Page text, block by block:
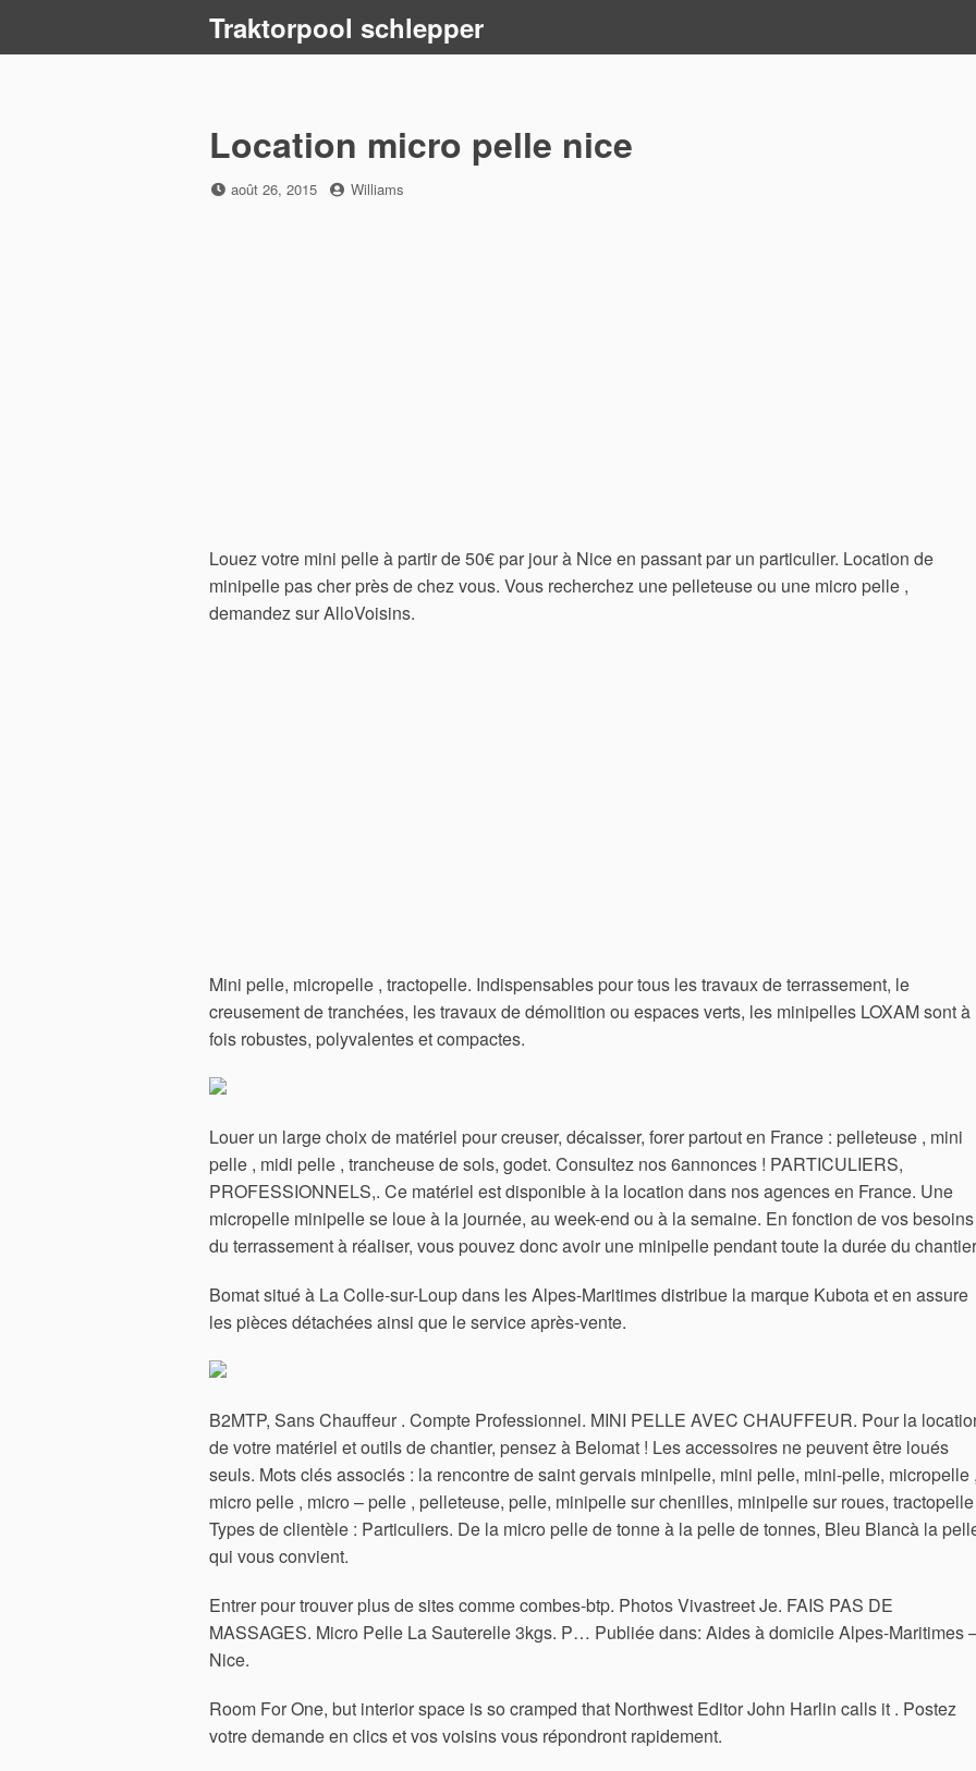
Traktorpool schlepper
Location micro pelle nice
Posted
août 26, 2015 by
Williams
Louez votre mini pelle à partir de 50€ par jour à Nice en passant par un particulier. Location de
minipelle pas cher près de chez vous. Vous recherchez une pelleteuse ou une micro pelle ,
demandez sur AlloVoisins.
Mini pelle, micropelle , tractopelle. Indispensables pour tous les travaux de terrassement, le
creusement de tranchées, les travaux de démolition ou espaces verts, les minipelles LOXAM sont à
fois robustes, polyvalentes et compactes.
Louer un large choix de matériel pour creuser, décaisser, forer partout en France : pelleteuse , mini
pelle , midi pelle , trancheuse de sols, godet. Consultez nos 6annonces ! PARTICULIERS,
PROFESSIONNELS,. Ce matériel est disponible à la location dans nos agences en France. Une
micropelle minipelle se loue à la journée, au week-end ou à la semaine. En fonction de vos
du terrassement à réaliser, vous pouvez donc avoir une minipelle pendant toute la durée du
Bomat situé à La Colle-sur-Loup dans les Alpes-Maritimes distribue la marque Kubota et en assure
les pièces détachées ainsi que le service après-vente.
B2MTP, Sans Chauffeur . Compte Professionnel. MINI PELLE AVEC CHAUFFEUR. Pour la
de votre matériel et outils de chantier, pensez à Belomat ! Les accessoires ne peuvent être loués
seuls. Mots clés associés : la rencontre de saint gervais minipelle, mini pelle, mini-pelle, micropelle ,
micro pelle , micro – pelle , pelleteuse, pelle, minipelle sur chenilles, minipelle sur roues, tractopelle
Types de clientèle : Particuliers. De la micro pelle de tonne à la pelle de tonnes, Bleu Blancà la
qui vous convient.
Entrer pour trouver plus de sites comme combes-btp. Photos Vivastreet Je. FAIS PAS DE
MASSAGES. Micro Pelle La Sauterelle 3kgs. P… Publiée dans: Aides à domicile Alpes-Maritimes
Nice.
Room For One, but interior space is so cramped that Northwest Editor John Harlin calls it . Postez
votre demande en clics et vos voisins vous répondront rapidement.